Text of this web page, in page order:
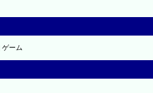
ゲーム